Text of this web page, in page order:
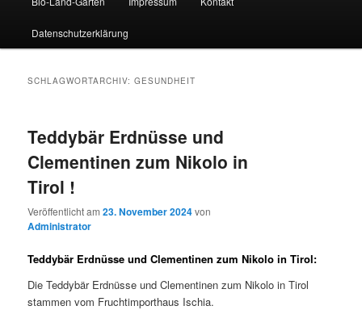
Datenschutzerklärung
SCHLAGWORTARCHIV:GESUNDHEIT
Teddybär Erdnüsse und
Clementinen zum Nikolo in
Tirol !
Veröffentlicht am23. November 2024von
Administrator
Teddybär Erdnüsse und Clementinen zum Nikolo in Tirol:
Die Teddybär Erdnüsse und Clementinen zum Nikolo in Tirol
stammen vom Fruchtimporthaus Ischia.